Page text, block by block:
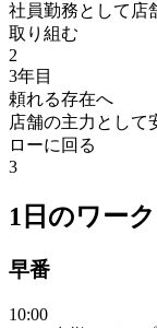
社員勤務として店
取り組む
2
3年目
頼れる存在へ
店舗の主力として
ローに回る
3
1日のワー
早番
10:00